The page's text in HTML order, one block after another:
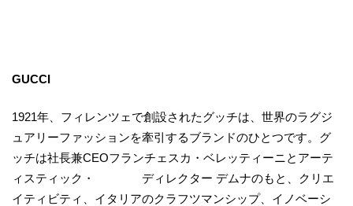
GUCCI
1921年、フィレンツェで創設されたグッチは、世界のラグジ
ュアリーファッションを牽引するブランドのひとつです。グ
ッチは社長兼CEOフランチェスカ・ベレッティーニとアーテ
ィスティック・ ディレクター デムナのもと、クリエ
イティビティ、イタリアのクラフツマンシップ、イノベーシ